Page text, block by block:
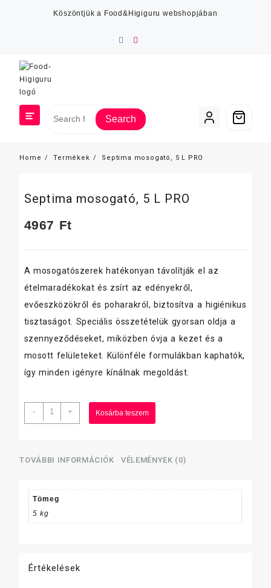
Köszöntjük a Food&Higiguru webshopjában
Search
Home Termékek Septima mosogató, 5 L PRO
Septima mosogató, 5 L PRO
4967 Ft
A mosogatószerek hatékonyan távolítják el az
ételmaradékokat és zsírt az edényekről,
evőeszközökről és poharakról, biztosítva a higiénikus
tisztaságot. Speciális összetételük gyorsan oldja a
szennyeződéseket, miközben óvja a kezet és a
mosott felületeket. Különféle formulákban kaphatók,
így minden igényre kínálnak megoldást.
-
Septima
mosogató,
PRO
+ Kosárba teszem
TOVÁBBI INFORMÁCIÓK VÉLEMÉNYEK (0)
Tömeg
5 kg
Értékelések